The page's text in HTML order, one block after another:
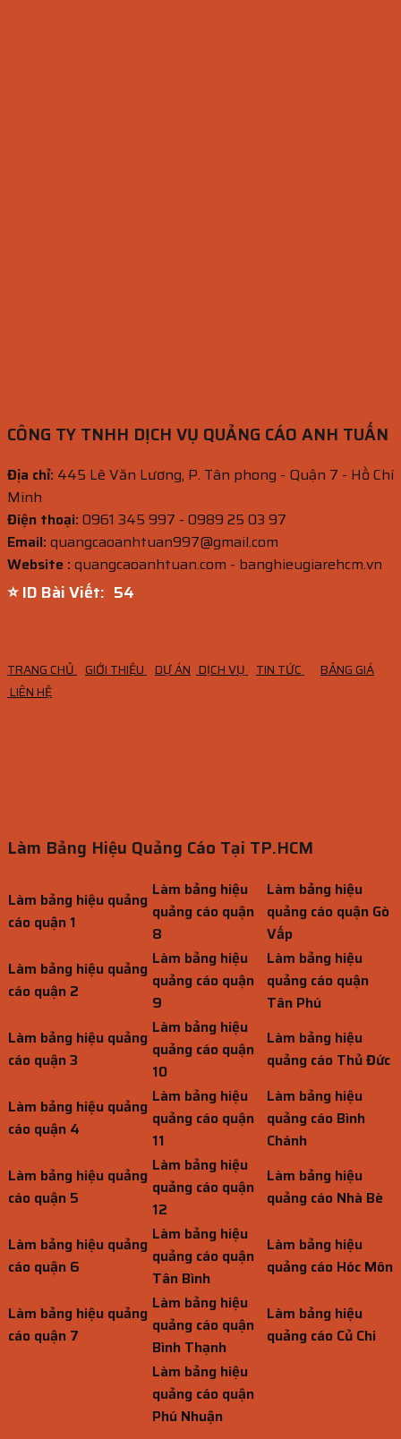
CÔNG TY TNHH DỊCH VỤ QUẢNG CÁO ANH TUẤN
Địa chỉ: 445 Lê Văn Lương, P. Tân phong - Quận 7 - Hồ Chí
Minh
Điện thoại:0961 345 997 - 0989 25 03 97
Email:quangcaoanhtuan997@gmail.com
Website :quangcaoanhtuan.com - banghieugiarehcm.vn
⭐ ID Bài Viết: 52
TRANG CHỦ GIỚI THIỆU DỰ ÁN DỊCH VỤ TIN TỨC
BẢNG GIÁ
LIÊN HỆ
Làm Bảng Hiệu Quảng Cáo Tại TP.HCM
Làm bảng hiệu quảng
cáo quận 1
Làm bảng hiệu
quảng cáo quận
8
Làm bảng hiệu
quảng cáo quận Gò
Vấp
Làm bảng hiệu quảng
cáo quận 2
Làm bảng hiệu
quảng cáo quận
9
Làm bảng hiệu
quảng cáo quận
Tân Phú
Làm bảng hiệu quảng
cáo quận 3
Làm bảng hiệu
quảng cáo quận
10
Làm bảng hiệu
quảng cáo Thủ Đức
Làm bảng hiệu quảng
cáo quận 4
Làm bảng hiệu
quảng cáo quận
11
Làm bảng hiệu
quảng cáo Bình
Chánh
Làm bảng hiệu quảng
cáo quận 5
Làm bảng hiệu
quảng cáo quận
12
Làm bảng hiệu
quảng cáo Nhà Bè
Làm bảng hiệu quảng
cáo quận 6
Làm bảng hiệu
quảng cáo quận
Tân Bình
Làm bảng hiệu
quảng cáo Hóc Môn
Làm bảng hiệu quảng
cáo quận 7
Làm bảng hiệu
quảng cáo quận
Bình Thạnh
Làm bảng hiệu
quảng cáo Củ Chi
Làm bảng hiệu
quảng cáo quận
Phú Nhuận